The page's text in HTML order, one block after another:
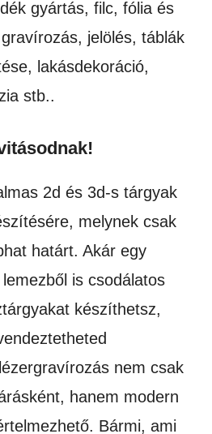
gyártás, filc, fólia és
jelölés, táblák
lakásdekoráció,
stb..
2d és 3d-s tárgyak
melynek csak
határt. Akár egy
is csodálatos
készíthetsz,
nem csak
hanem modern
Bármi, ami